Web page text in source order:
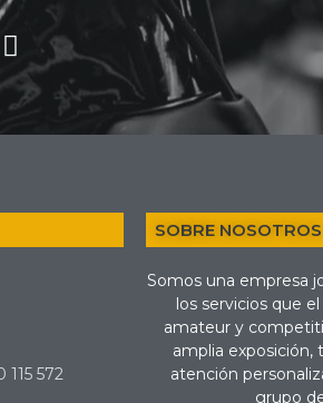
115 572
SOBRE NOSOTROS
Somos una empresa
los servicios que
amateur y
amplia exposición,
atención
grupo